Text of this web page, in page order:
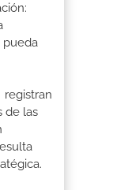
pueda
registran
de las